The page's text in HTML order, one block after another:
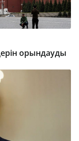
орындауды